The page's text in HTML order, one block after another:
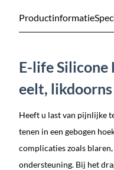
Productinformatie
E-life Silicone
eelt,
Heeft u last van pijnlijke
tenen in een gebogen
complicaties zoals
ondersteuning. Bij het